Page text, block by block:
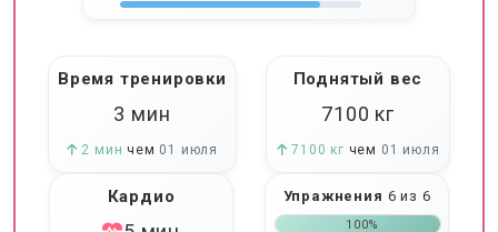
Время тренировки
3 мин
2 мин чем 01 июля
Поднятый вес
7100 кг
7100 кг чем 01 июля
Кардио Упражнения 6 из 6
100%